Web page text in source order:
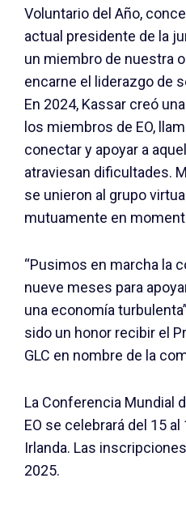
Voluntario del Año,
actual presidente de la
un miembro de nuestra
encarne el liderazgo de
En 2024, Kassar creó
los miembros de EO,
conectar y apoyar a
atraviesan dificultades.
se unieron al grupo
mutuamente en
“Pusimos en marcha la
nueve meses para
una economía
sido un honor recibir el
GLC en nombre de la
La Conferencia Mundial
EO se celebrará del 15
Irlanda. Las
2025.